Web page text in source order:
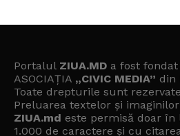
Portalul ZIUA.MD a fost
ASOCIAȚIA „CIVIC MEDIA” din
Toate drepturile sunt
Preluarea textelor și
ZIUA.md este permisă doar
1.000 de caractere și cu